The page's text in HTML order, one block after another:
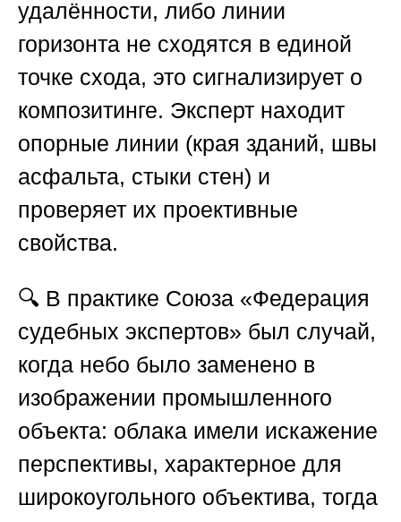
удалённости, либо линии
горизонта не сходятся в единой
точке схода, это сигнализирует о
композитинге. Эксперт находит
опорные линии (края зданий, швы
асфальта, стыки стен) и
проверяет их проективные
свойства.
🔍 В практике Союза «Федерация
судебных экспертов» был случай,
когда небо было заменено в
изображении промышленного
объекта: облака имели искажение
перспективы, характерное для
широкоугольного объектива, тогда